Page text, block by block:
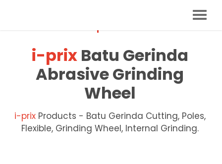
i-prix
i-prix Batu Gerinda
Abrasive Grinding
Wheel
i-prixProducts - Batu Gerinda Cutting, Poles,
Flexible, Grinding Wheel, Internal Grinding.